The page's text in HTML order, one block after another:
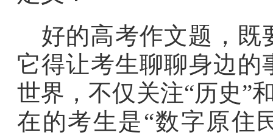
好的高考作文题，既
它得让考生聊聊身边的
世界，不仅关注“历史”
在的考生是“数字原住